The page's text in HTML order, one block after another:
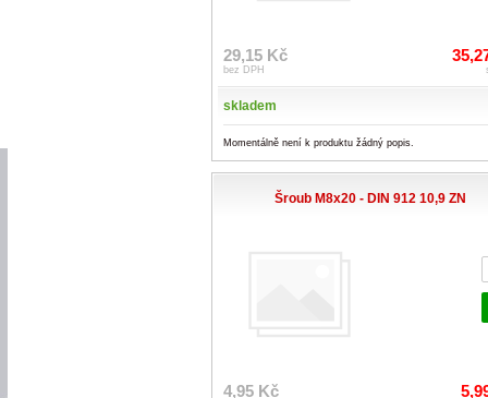
29,15 Kč
bez DPH
skladem
Momentálně není k produktu žádný popis.
Šroub M8x20 - DIN 912 10,9 ZN
4,95 Kč